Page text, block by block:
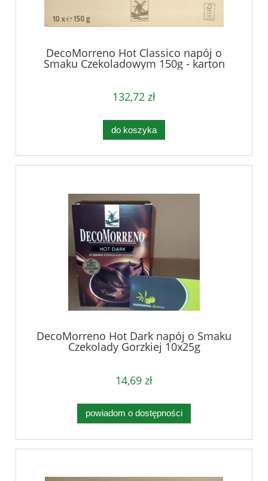
DecoMorreno Hot Classico napój o
Smaku Czekoladowym 150g - karton
132,72 zł
do koszyka
DecoMorreno Hot Dark napój o Smaku
Czekolady Gorzkiej 10x25g
14,69 zł
powiadom o dostępności